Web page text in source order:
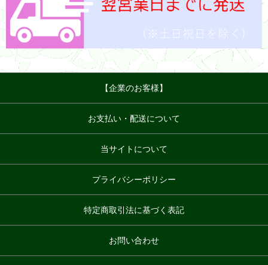
【企業のお客様】
お支払い・配送について
当サイトについて
プライバシーポリシー
特定商取引法に基づく表記
お問い合わせ